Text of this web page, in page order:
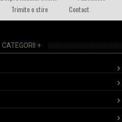
Trimite o stire Contact
CATEGORII +